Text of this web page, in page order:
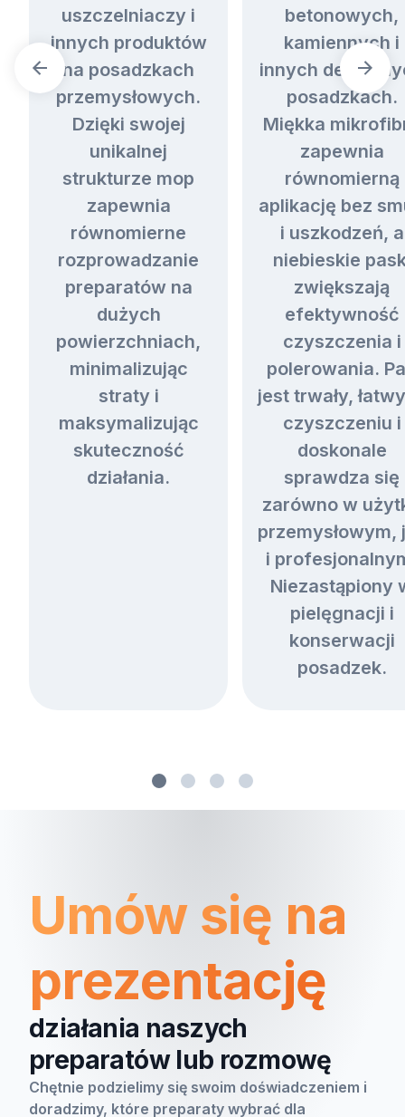
uszczelniaczy i
innych produktów
na posadzkach
przemysłowych.
Dzięki swojej
unikalnej
strukturze mop
zapewnia
równomierne
rozprowadzanie
preparatów na
dużych
powierzchniach,
minimalizując
straty i
maksymalizując
skuteczność
działania.
betonowych,
kamiennych i
innych
posadzkach.
Miękka
zapewnia
równomierną
aplikację bez
i uszkodzeń, a
niebieskie
zwiększają
efektywność
czyszczenia i
polerowania.
jest trwały,
czyszczeniu i
doskonale
sprawdza się
zarówno w
przemysłowym,
i
Niezastąpiony
pielęgnacji i
konserwacji
posadzek.
Umów się na
prezentację
działania naszych
preparatów lub rozmowę
Chętnie podzielimy się swoim doświadczeniem i
doradzimy, które preparaty wybrać dla